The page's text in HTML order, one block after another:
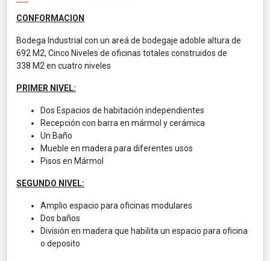
CONFORMACION
Bodega Industrial con un areá de bodegaje adoble altura de
692 M2, Cinco Niveles de oficinas totales construidos de
338 M2 en cuatro niveles
PRIMER NIVEL:
Dos Espacios de habitación independientes
Recepción con barra en mármol y cerámica
Un Baño
Mueble en madera para diferentes usos
Pisos en Mármol
SEGUNDO NIVEL:
Amplio espacio para oficinas modulares
Dos baños
División en madera que habilita un espacio para oficina
o deposito